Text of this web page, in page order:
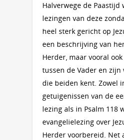
Halverwege de Paastijd
lezingen van deze
heel sterk gericht op
een beschrijving van
Herder, maar vooral
tussen de Vader en zijn
die beiden kent. Zowel
getuigenissen van de
lezing als in Psalm 118
evangelielezing over
Herder voorbereid. Net